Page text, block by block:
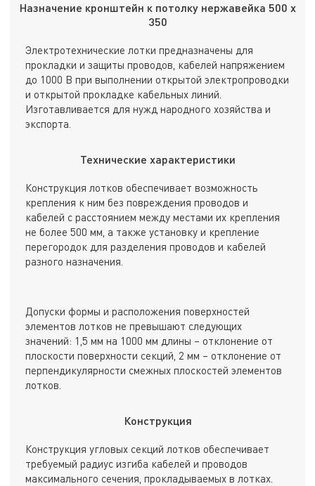
Назначение кронштейн к потолку нержавейка 500 х
350
Электротехнические лотки предназначены для
прокладки и защиты проводов, кабелей напряжением
до 1000 В при выполнении открытой электропроводки
и открытой прокладке кабельных линий.
Изготавливается для нужд народного хозяйства и
экспорта.
Технические характеристики
Конструкция лотков обеспечивает возможность
крепления к ним без повреждения проводов и
кабелей с расстоянием между местами их крепления
не более 500 мм, а также установку и крепление
перегородок для разделения проводов и кабелей
разного назначения.
Допуски формы и расположения поверхностей
элементов лотков не превышают следующих
значений: 1,5 мм на 1000 мм длины – отклонение от
плоскости поверхности секций, 2 мм – отклонение от
перпендикулярности смежных плоскостей элементов
лотков.
Конструкция
Конструкция угловых секций лотков обеспечивает
требуемый радиус изгиба кабелей и проводов
максимального сечения, прокладываемых в лотках.